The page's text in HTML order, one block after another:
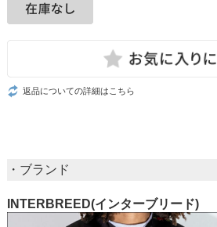
返品についての詳細はこちら
・ブランド
INTERBREED(インターブリード)